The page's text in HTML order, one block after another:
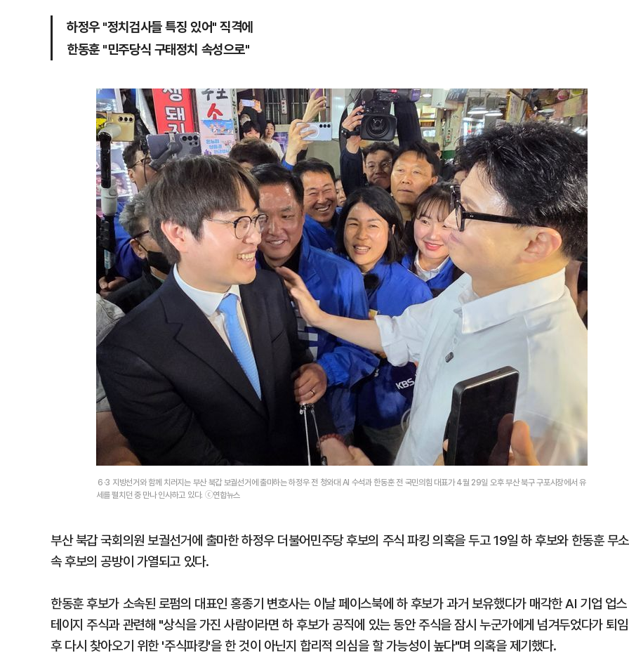
하정우 "정치검사들 특징 있어" 직격에
한동훈 "민주당식 구태정치 속성으로"
６·3 지방선거와 함께 치러지는 부산 북갑 보궐선거에 출마하는 하정우 전 청와대 AI 수석과 한동훈 전 국민의힘 대표가 4월 29일 오후 부산 북구 구포시장에서 유
세를 펼치던 중 만나 인사하고 있다. ⓒ연합뉴스
부산 북갑 국회의원 보궐선거에 출마한 하정우 더불어민주당 후보의 주식 파킹 의혹을 두고 19일 하 후보와 한동훈 무소
속 후보의 공방이 가열되고 있다.
한동훈 후보가 소속된 로펌의 대표인 홍종기 변호사는 이날 페이스북에 하 후보가 과거 보유했다가 매각한 AI 기업 업스
테이지 주식과 관련해 "상식을 가진 사람이라면 하 후보가 공직에 있는 동안 주식을 잠시 누군가에게 넘겨두었다가 퇴임
후 다시 찾아오기 위한 '주식파킹'을 한 것이 아닌지 합리적 의심을 할 가능성이 높다"며 의혹을 제기했다.